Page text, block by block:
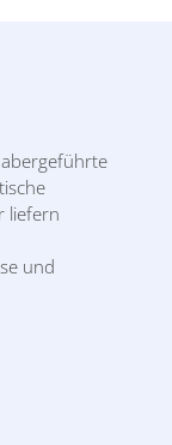
liefern
und